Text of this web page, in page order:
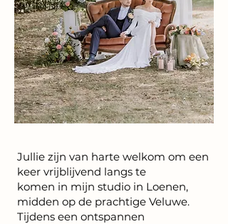
Jullie zijn van harte welkom om een
keer vrijblijvend langs te
komen in mijn studio in Loenen,
midden op de prachtige Veluwe.
Tijdens een ontspannen